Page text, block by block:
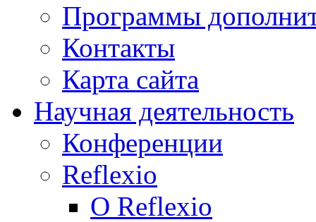
Программы
Контакты
Карта сайта
Научная деятельность
Конференции
Reflexio
О Reflexio